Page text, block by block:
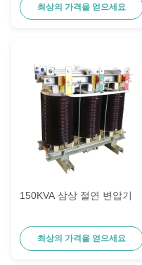
DOE 2016 효율성
최상의 가격을 얻으세요
150KVA 삼상 절연 변압기
최상의 가격을 얻으세요